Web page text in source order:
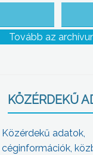
Tovább az
KÖZÉRDEKŰ
Közérdekű adatok,
céginformációk,